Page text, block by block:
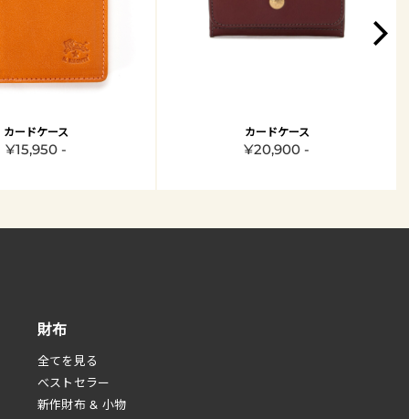
カードケース
¥15,950 -
カードケース
¥20,900 -
財布
全てを見る
べストセラー
新作財布 & 小物